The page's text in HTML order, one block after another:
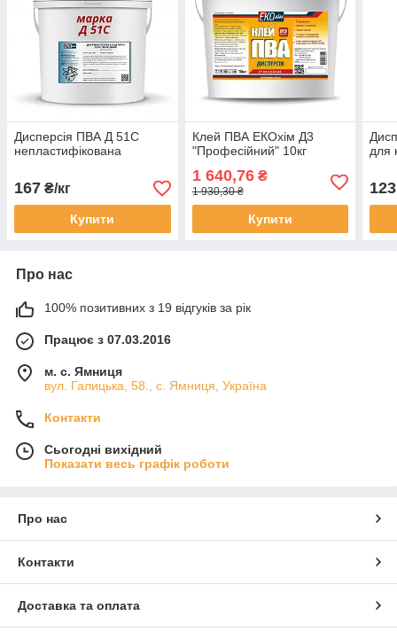
Дисперсія ПВА Д 51С
непластифікована
167 ₴/кг
Купити
Клей ПВА ЕКОхім Д3
"Професійний" 10кг
1 640,76₴
1 930,30 ₴
Купити
для
123
Про нас
100% позитивних з 19 відгуків за рік
Працює з 07.03.2016
м. с. Ямниця
вул. Галицька, 58., с. Ямниця, Україна
Контакти
Сьогодні вихідний
Показати весь графік роботи
Про нас
Контакти
Доставка та оплата